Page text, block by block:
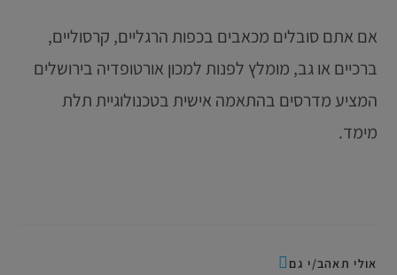
אם אתם סובלים מכאבים בכפות הרגליים, קרסוליים,
ברכיים או גב, מומלץ לפנות למכון אורטופדיה בירושלים
המציע מדרסים בהתאמה אישית בטכנולוגיית תלת
מימד.
אולי תאהב/י גם